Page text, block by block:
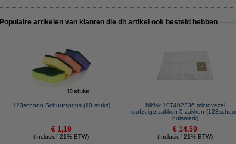
Populaire artikelen van klanten die dit artikel ook besteld hebben
123schoon Schuurspons (10 stuks)
€ 1,19
(Inclusief 21% BTW)
Nilfisk 107402336 microvezel
stofzuigerzakken 5 zakken
huismerk)
€ 14,50
(Inclusief 21% BTW)